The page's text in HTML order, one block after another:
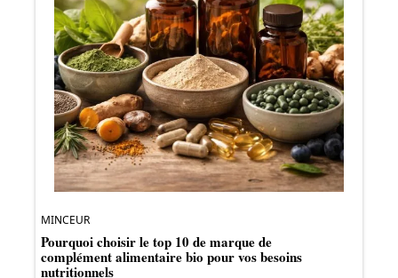
MINCEUR
Pourquoi choisir le top 10 de marque de
complément alimentaire bio pour vos besoins
nutritionnels